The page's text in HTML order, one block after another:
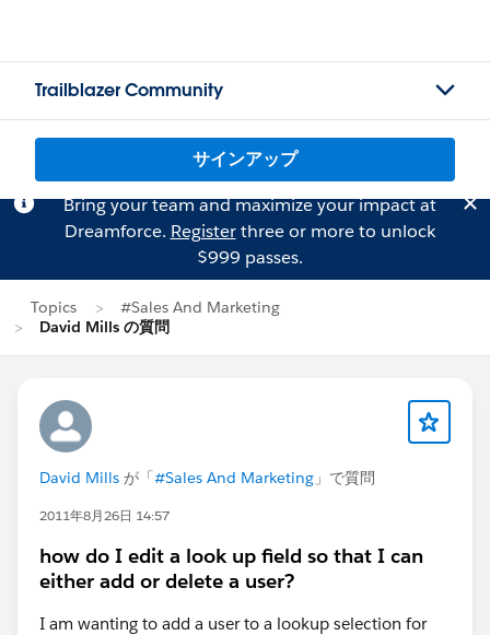
Trailblazer Community
サインアップ
Bring your team and maximize your impact at
Dreamforce. Registerthree or more to unlock
$999 passes.
Topics
#Sales And Marketing
David Mills の質問
David Mills が「#Sales And Marketing 」で質問
2011年8月26日 14:57
how do I edit a look up field so that I can
either add or delete a user?
I am wanting to add a user to a lookup selection for